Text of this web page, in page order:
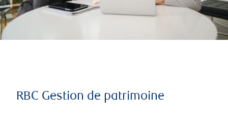
RBC Gestion de patrimoine